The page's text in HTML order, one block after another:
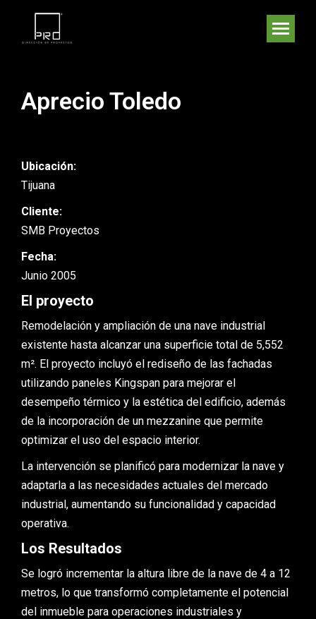
Aprecio Toledo
Ubicación:
Tijuana
Cliente:
SMB Proyectos
Fecha:
Junio 2005
El proyecto
Remodelación y ampliación de una nave industrial
existente hasta alcanzar una superficie total de 5,552
m². El proyecto incluyó el rediseño de las fachadas
utilizando paneles Kingspan para mejorar el
desempeño térmico y la estética del edificio, además
de la incorporación de un mezzanine que permite
optimizar el uso del espacio interior.
La intervención se planificó para modernizar la nave y
adaptarla a las necesidades actuales del mercado
industrial, aumentando su funcionalidad y capacidad
operativa.
Los Resultados
Se logró incrementar la altura libre de la nave de 4 a 12
metros, lo que transformó completamente el potencial
del inmueble para operaciones industriales y